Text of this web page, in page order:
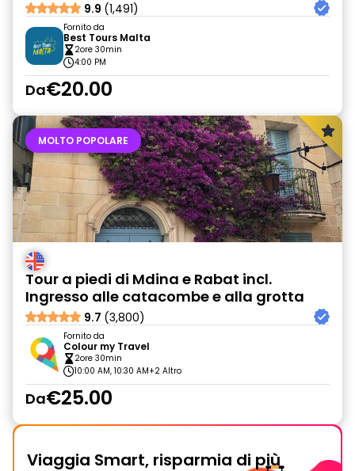
9.9 (1,491)
Fornito da
Best Tours Malta
2ore 30min
4:00 PM
Da€20.00
MOLTO POPOLARE
Tour a piedi di Mdina e Rabat incl.
Ingresso alle catacombe e alla grotta
9.7 (3,800)
Fornito da
Colour my Travel
2ore 30min
10:00 AM, 10:30 AM+2 Altro
Da€25.00
Viaggia Smart, risparmia di più